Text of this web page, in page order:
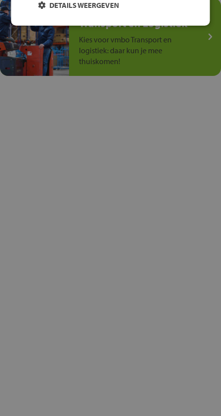
Jouw talent in de
Transport en Logistiek
Kies voor vmbo Transport en
logistiek: daar kun je mee
thuiskomen!
DETAILS WEERGEVEN